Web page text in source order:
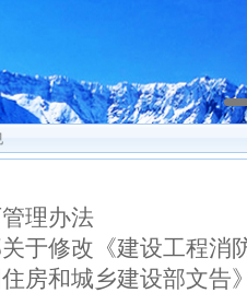
理办法
于修改《建设工程消
房和城乡建设部文告